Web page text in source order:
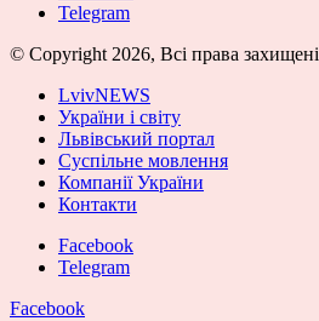
Telegram
© Copyright 2026, Всі права захищені
LvivNEWS
України і світу
Львівський портал
Суспільне мовлення
Компанії України
Контакти
Facebook
Telegram
Facebook